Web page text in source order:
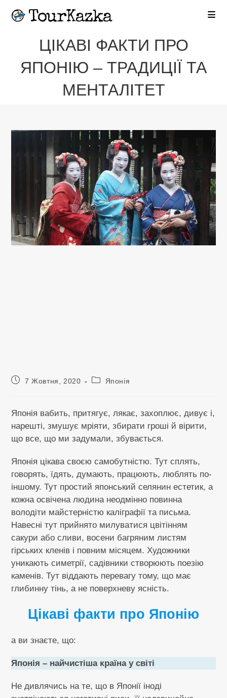
ЦІКАВІ ФАКТИ ПРО
ЯПОНІЮ – ТРАДИЦІЇ ТА
МЕНТАЛІТЕТ
Запис7 Жовтня, 2020
Категорія
Японія
Японія вабить, притягує, лякає, захоплює, дивує і,
нарешті, змушує мріяти, збирати гроші й вірити,
що все, що ми задумали, збувається.
Японія цікава своєю самобутністю. Тут сплять,
говорять, їдять, думають, працюють, люблять по-
іншому. Тут простий японський селянин естетик, а
кожна освічена людина неодмінно повинна
володіти майстерністю каліграфії та письма.
Навесні тут прийнято милуватися цвітінням
сакури або сливи, восени багряним листям
гірських кленів і повним місяцем. Художники
уникають симетрії, садівники створюють поезію
каменів. Тут віддають перевагу тому, що має
глибинну тінь, а не поверхневу ясність.
Цікаві факти про Японію
а ви знаєте, що:
Японія – найчистіша країна у світі
Не дивлячись на те, що в Японії іноді